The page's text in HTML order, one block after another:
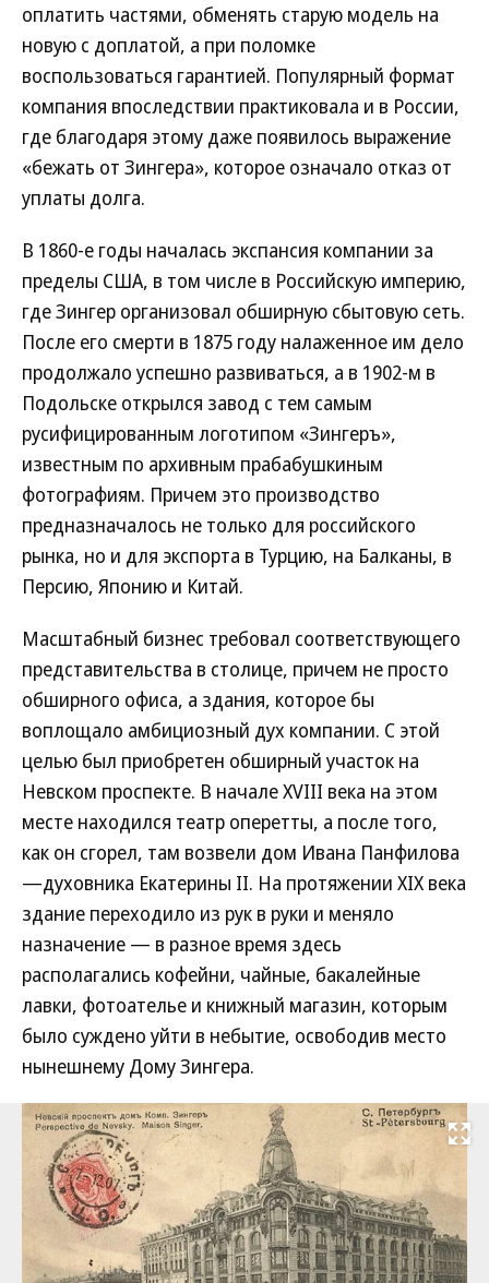
оплатить частями, обменять старую модель на
новую с доплатой, а при поломке
воспользоваться гарантией. Популярный формат
компания впоследствии практиковала и в России,
где благодаря этому даже появилось выражение
«бежать от Зингера», которое означало отказ от
уплаты долга.
В 1860-е годы началась экспансия компании за
пределы США, в том числе в Российскую империю,
где Зингер организовал обширную сбытовую сеть.
После его смерти в 1875 году налаженное им дело
продолжало успешно развиваться, а в 1902-м в
Подольске открылся завод с тем самым
русифицированным логотипом «Зингеръ»,
известным по архивным прабабушкиным
фотографиям. Причем это производство
предназначалось не только для российского
рынка, но и для экспорта в Турцию, на Балканы, в
Персию, Японию и Китай.
Масштабный бизнес требовал соответствующего
представительства в столице, причем не просто
обширного офиса, а здания, которое бы
воплощало амбициозный дух компании. С этой
целью был приобретен обширный участок на
Невском проспекте. В начале XVIII века на этом
месте находился театр оперетты, а после того,
как он сгорел, там возвели дом Ивана Панфилова
—духовника Екатерины II. На протяжении XIX века
здание переходило из рук в руки и меняло
назначение — в разное время здесь
располагались кофейни, чайные, бакалейные
лавки, фотоателье и книжный магазин, которым
было суждено уйти в небытие, освободив место
нынешнему Дому Зингера.
Развернуть